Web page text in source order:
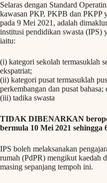
Selaras dengan Standard
kawasan PKP, PKPB dan
pada 9 Mei 2021, adalah
institusi pendidikan swasta (IPS)
iaitu:
(i) kategori sekolah termasuklah
ekspatriat;
(ii) kategori pusat termasuklah
perkembangan dan pusat bahasa;
(iii) tadika swasta
TIDAK DIBENARKAN
bermula 10 Mei 2021 sehingga
IPS boleh melaksanakan
rumah (PdPR) mengikut kaedah
masing sepanjang tempoh ini.